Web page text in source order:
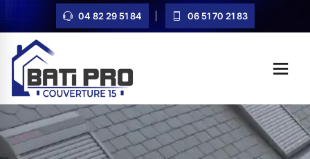
04 82 29 51 84 06 51 70 21 83